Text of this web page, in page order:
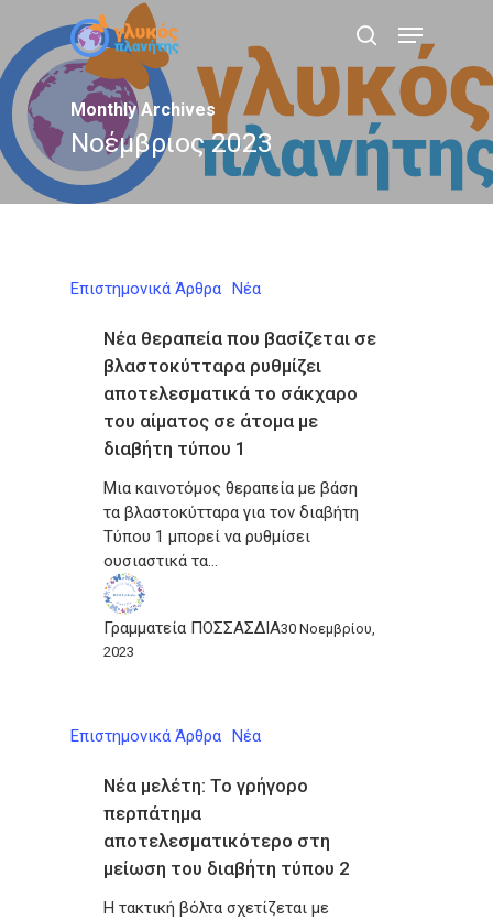
main
content
search
Menu
Monthly Archives
Νοέμβριος 2023
Επιστημονικά Άρθρα Νέα
Νέα θεραπεία που βασίζεται σε
βλαστοκύτταρα ρυθμίζει
αποτελεσματικά το σάκχαρο
του αίματος σε άτομα με
διαβήτη τύπου 1
Μια καινοτόμος θεραπεία με βάση
τα βλαστοκύτταρα για τον διαβήτη
Τύπου 1 μπορεί να ρυθμίσει
ουσιαστικά τα…
Γραμματεία ΠΟΣΣΑΣΔΙΑ30 Νοεμβρίου,
2023
Επιστημονικά Άρθρα Νέα
Νέα μελέτη: Το γρήγορο
περπάτημα
αποτελεσματικότερο στη
μείωση του διαβήτη τύπου 2
Η τακτική βόλτα σχετίζεται με